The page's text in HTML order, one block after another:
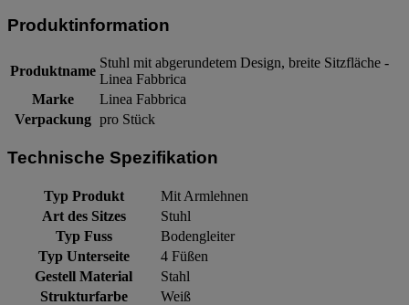
Produktinformation
Produktname
Stuhl mit abgerundetem Design, breite Sitzfläche -
Linea Fabbrica
Marke
Linea Fabbrica
Verpackung pro Stück
Technische Spezifikation
Typ Produkt
Mit Armlehnen
Art des Sitzes
Stuhl
Typ Fuss
Bodengleiter
Typ Unterseite
4 Füßen
Gestell Material
Stahl
Strukturfarbe
Weiß